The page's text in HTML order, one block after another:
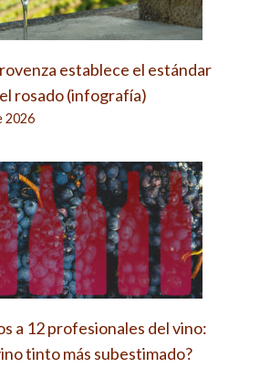
establece el estándar
rosado (infografía)
2026
a 12 profesionales del vino:
tinto más subestimado?